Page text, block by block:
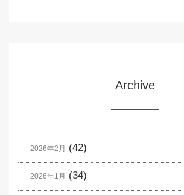
Archive
2026年2月 (42)
2026年1月 (34)